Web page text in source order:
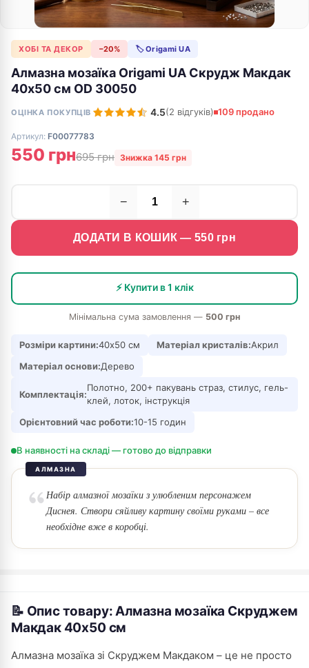
ХОБІ ТА ДЕКОР −20% 🏷 Origami UA
Алмазна мозаїка Origami UA Скрудж Макдак
40х50 см OD 30050
ОЦІНКА ПОКУПЦІВ 4.5(2 відгуків) 109 продано
Артикул: F00077783
550 грн695 грн Знижка 145 грн
− +
ДОДАТИ В КОШИК — 550грн
⚡ Купити в 1 клік
Мінімальна сума замовлення — 500 грн
Розміри картини:40х50 см Матеріал кристалів:Акрил
Матеріал основи:Дерево
Комплектація:
Полотно, 200+ пакувань страз, стилус, гель-
клей, лоток, інструкція
Орієнтовний час роботи:10-15 годин
В наявності на складі — готово до відправки
АЛМАЗНА
Набір алмазної мозаїки з улюбленим персонажем
Диснея. Створи сяйливу картину своїми руками – все
необхідне вже в коробці.
📝 Опис товару: Алмазна мозаїка Скруджем
Макдак 40х50 см
Алмазна мозаїка зі Скруджем Макдаком – це не просто